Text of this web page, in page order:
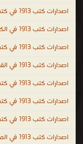
بولادة الإنسان وتنتهي
مُتعطّشاً للعلم
إن القراءة هي البوابة
و طلب العلم أيضاً هو
الشغوف بالعلم سيلجأ
تعلّم كل شيءٍ عن
القديم والحديث،
إنساناً ذا روح عظيمة.
الطبيعية ، العلوم
العلمية ، التحقق دور
اصدارات كتب 1913 في كتب إسلامية
اصدارات كتب 1913 في الكتب التعليمية
اصدارات كتب 1913 في كتب علوم عسكرية و قانون دولي
اصدارات كتب 1913 في القصص والروايات والمجلّات
اصدارات كتب 1913 في كتب التنمية البشرية
اصدارات كتب 1913 في كتب الروايات الأجنبية والعالمية
اصدارات كتب 1913 في كتب الأسرة والتربية الطبخ والديكور
اصدارات كتب 1913 في المناهج التعليمية والكتب الدراسية